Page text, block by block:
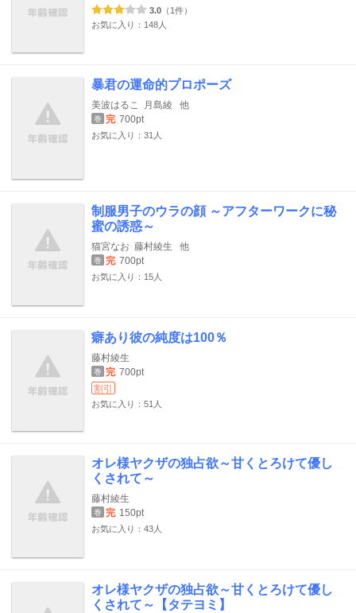
3.0 （1件）
お気に入り：148人
暴君の運命的プロポーズ
美波はるこ 月島綾 他
巻 完 700pt
お気に入り：31人
制服男子のウラの顔 ～アフターワークに秘
蜜の誘惑～
猫宮なお 藤村綾生 他
巻 完 700pt
お気に入り：15人
癖あり彼の純度は100％
藤村綾生
巻 完 700pt
割引
お気に入り：51人
オレ様ヤクザの独占欲～甘くとろけて優し
くされて～
藤村綾生
巻 完 150pt
お気に入り：43人
オレ様ヤクザの独占欲～甘くとろけて優し
くされて～【タテヨミ】